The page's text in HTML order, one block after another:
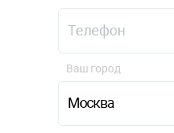
Москва
Ваш город